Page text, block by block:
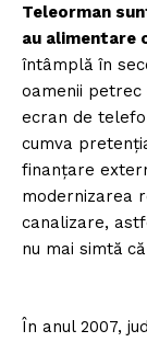
Teleorman
au alimentare
întâmplă în
oamenii
ecran de
cumva
finanțare
modernizarea
canalizare,
nu mai simtă
În anul 2007,